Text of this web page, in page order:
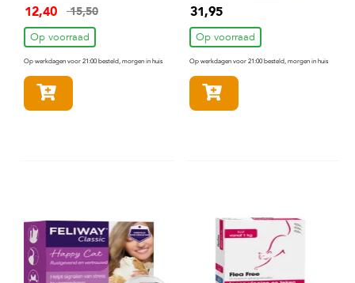
15,50
12,40
Op voorraad
Op werkdagen voor 21:00 besteld, morgen in huis
31,95
Op voorraad
Op werkdagen voor 21:00 besteld, morgen in huis